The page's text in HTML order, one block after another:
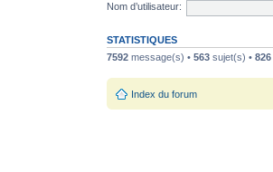
Nom d’utilisateur:
STATISTIQUES
7592 message(s) • 563 sujet(s) • 826
Index du forum